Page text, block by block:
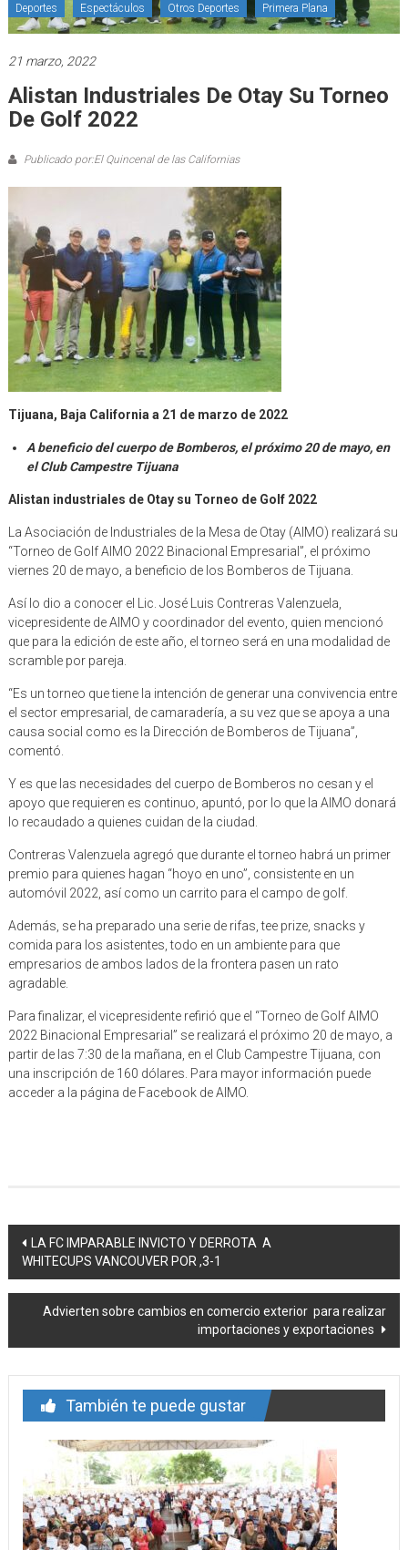
Deportes Espectáculos Otros Deportes Primera Plana
21 marzo, 2022
Alistan Industriales De Otay Su Torneo
De Golf 2022
Publicado por:El Quincenal de las Californias
Tijuana, Baja California a 21 de marzo de 2022
A beneficio del cuerpo de Bomberos, el próximo 20 de mayo, en
el Club Campestre Tijuana
Alistan industriales de Otay su Torneo de Golf 2022
La Asociación de Industriales de la Mesa de Otay (AIMO) realizará su
“Torneo de Golf AIMO 2022 Binacional Empresarial”, el próximo
viernes 20 de mayo, a beneficio de los Bomberos de Tijuana.
Así lo dio a conocer el Lic. José Luis Contreras Valenzuela,
vicepresidente de AIMO y coordinador del evento, quien mencionó
que para la edición de este año, el torneo será en una modalidad de
scramble por pareja.
“Es un torneo que tiene la intención de generar una convivencia entre
el sector empresarial, de camaradería, a su vez que se apoya a una
causa social como es la Dirección de Bomberos de Tijuana”,
comentó.
Y es que las necesidades del cuerpo de Bomberos no cesan y el
apoyo que requieren es continuo, apuntó, por lo que la AIMO donará
lo recaudado a quienes cuidan de la ciudad.
Contreras Valenzuela agregó que durante el torneo habrá un primer
premio para quienes hagan “hoyo en uno”, consistente en un
automóvil 2022, así como un carrito para el campo de golf.
Además, se ha preparado una serie de rifas, tee prize, snacks y
comida para los asistentes, todo en un ambiente para que
empresarios de ambos lados de la frontera pasen un rato
agradable.
Para finalizar, el vicepresidente refirió que el “Torneo de Golf AIMO
2022 Binacional Empresarial” se realizará el próximo 20 de mayo, a
partir de las 7:30 de la mañana, en el Club Campestre Tijuana, con
una inscripción de 160 dólares. Para mayor información puede
acceder a la página de Facebook de AIMO.
Navegación
de
entrada
LA FC IMPARABLE INVICTO Y DERROTA A
WHITECUPS VANCOUVER POR ,3-1
Advierten sobre cambios en comercio exterior para realizar
importaciones y exportaciones
También te puede gustar